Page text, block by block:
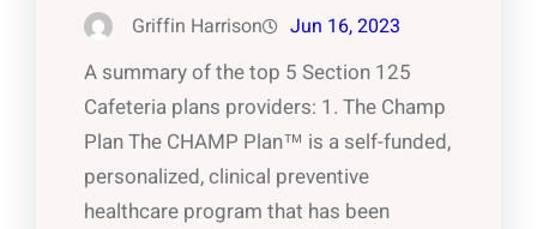
Griffin Harrison Jun 16, 2023
A summary of the top 5 Section 125
Cafeteria plans providers: 1. The Champ
Plan The CHAMP Plan™ is a self-funded,
personalized, clinical preventive
healthcare program that has been